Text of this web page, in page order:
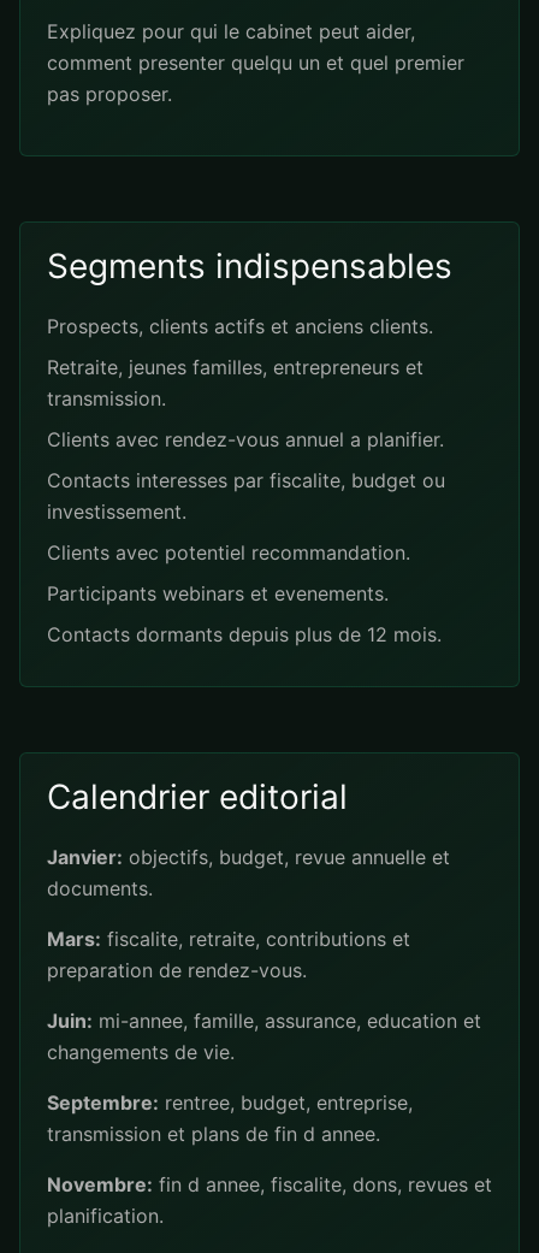
Expliquez pour qui le cabinet peut aider,
comment presenter quelqu un et quel premier
pas proposer.
Segments indispensables
Prospects, clients actifs et anciens clients.
Retraite, jeunes familles, entrepreneurs et
transmission.
Clients avec rendez-vous annuel a planifier.
Contacts interesses par fiscalite, budget ou
investissement.
Clients avec potentiel recommandation.
Participants webinars et evenements.
Contacts dormants depuis plus de 12 mois.
Calendrier editorial
Janvier: objectifs, budget, revue annuelle et
documents.
Mars: fiscalite, retraite, contributions et
preparation de rendez-vous.
Juin: mi-annee, famille, assurance, education et
changements de vie.
Septembre: rentree, budget, entreprise,
transmission et plans de fin d annee.
Novembre: fin d annee, fiscalite, dons, revues et
planification.